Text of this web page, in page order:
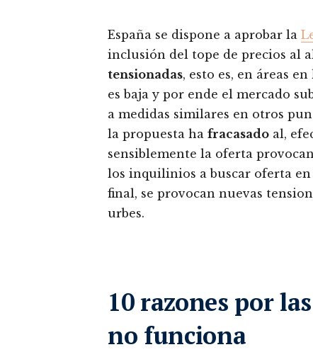
España se dispone a aprobar la
inclusión del tope de precios al
tensionadas, esto es, en áreas
es baja y por ende el mercado
a medidas similares en otros
la propuesta ha fracasado al,
sensiblemente la oferta
los inquilinios a buscar oferta en
final, se provocan nuevas
urbes.
10 razones por
no funciona